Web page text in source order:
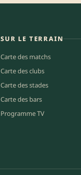
SUR LE TERRAIN
Carte des matchs
Carte des clubs
Carte des stades
Carte des bars
Programme TV